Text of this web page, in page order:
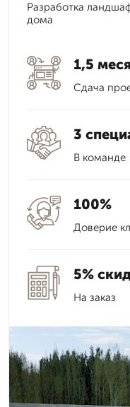
Разработка
дома
1,5
Сдача
3
В команде
100%
Доверие
5%
На заказ